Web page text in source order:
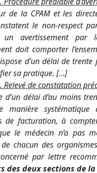
de la CPAM et les
le non-respect
un avertissement par
doit comporter
d’un délai de
sa pratique. […]
Relevé de constatation
d’un délai d’au moins
manière systématique
de facturation, à
le médecin n’a pas
chacun des
par lettre
des deux sections de la